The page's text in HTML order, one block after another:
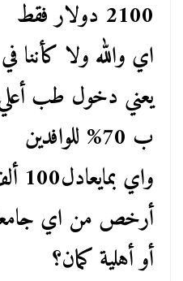
2100 دولار فقط
اي والله ولا
يعني دخول طب
ب 70% للوافدين
واي بمايعادل100 ألف جنيه
أرخص من اي
أو أهلية كمان؟